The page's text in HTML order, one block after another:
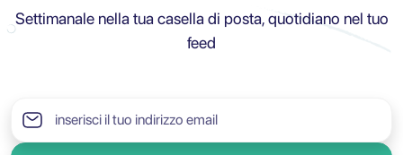
Settimanale nella tua casella di posta, quotidiano nel tuo
feed